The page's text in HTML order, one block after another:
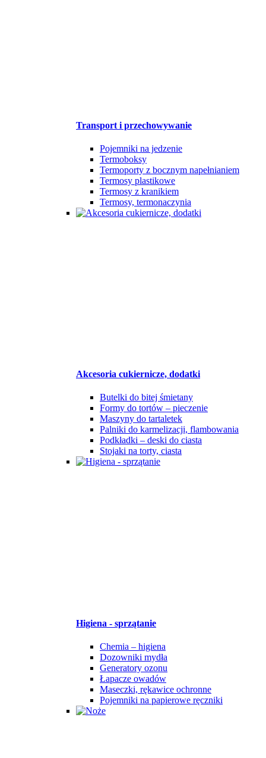
Transport i przechowywanie
Pojemniki na jedzenie
Termoboksy
Termoporty z bocznym napełnianiem
Termosy plastikowe
Termosy z kranikiem
Termosy, termonaczynia
Akcesoria cukiernicze, dodatki
Butelki do bitej śmietany
Formy do tortów – pieczenie
Maszyny do tartaletek
Palniki do karmelizacji, flambowania
Podkładki – deski do ciasta
Stojaki na torty, ciasta
Higiena - sprzątanie
Chemia – higiena
Dozowniki mydła
Generatory ozonu
Łapacze owadów
Maseczki, rękawice ochronne
Pojemniki na papierowe ręczniki